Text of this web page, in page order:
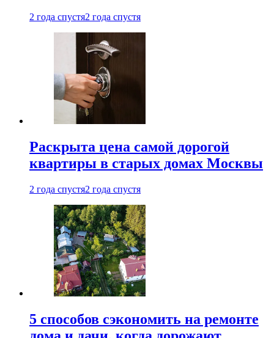
2 года спустя2 года спустя
Раскрыта цена самой дорогой
квартиры в старых домах Москвы
2 года спустя2 года спустя
5 способов сэкономить на ремонте